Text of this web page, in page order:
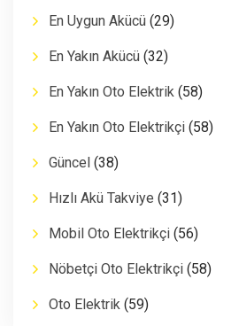
En Uygun Akücü (29)
En Yakın Akücü (32)
En Yakın Oto Elektrik (58)
En Yakın Oto Elektrikçi (58)
Güncel (38)
Hızlı Akü Takviye (31)
Mobil Oto Elektrikçi (56)
Nöbetçi Oto Elektrikçi (58)
Oto Elektrik (59)